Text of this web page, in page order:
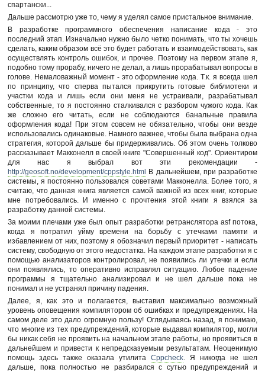
спартански...
Дальше рассмотрю уже то, чему я уделял самое пристальное внимание.
В разработке программного обеспечения написание кода - это
последний этап. Изначально нужно было четко понимать, что ты хочешь
сделать, каким образом всё это будет работать и взаимодействовать, как
осуществлять контроль ошибок, и прочее. Поэтому на первом этапе я,
подобно тому прорабу, ничего не делал, а лишь прорабатывал вопросы в
голове. Немаловажный момент - это оформление кода. Т.к. я всегда шел
по принципу, что сперва пытался прикрутить готовые библиотеки и
участки кода и лишь если они меня не устраивали, разрабатывал
собственные, то я постоянно сталкивался с разбором чужого кода. Как
же сложно его читать, если не соблюдаются банальные правила
оформления кода! При этом совсем не обязательно, чтобы они везде
использовались одинаковые. Намного важнее, чтобы была выбрана одна
стратегия, которой дальше бы придерживались. Об этом очень толково
рассказывает Макконелл в своей книге "Совершенный код". Ориентиром
для нас я выбрал вот эти рекомендации -
http://geosoft.no/development/cppstyle.html
В дальнейшем, при разработке
системы, я постоянно пользовался советами Макконелла. Более того, я
считаю, что данная книга является самой важной из всех книг, которые
мне потребовались. И именно с прочтения этой книги я взялся за
разработку данной системы.
За моими плечами уже был опыт разработки ретранслятора asf потока,
когда я потратил уйму времени на борьбу с утечками памяти и
избавлением от них, поэтому я обозначил первый приоритет - написать
систему, свободную от этого недостатка. На каждом этапе разработки я с
помощью анализаторов контролировал, не появились ли утечки и если
они появлялись, то оперативно исправлял ситуацию. Любое падение
программы я тщательно анализировал и не шел дальше пока не
понимал и не устранял причину падения.
Далее, я, как это и полагается, выставил максимально возможный
уровень оповещения компилятором об ошибках и предупреждениях. На
самом деле это дало огромную пользу! Оглядываясь назад, я понимаю,
что многие из тех предупреждений, которые выдавал компилятор, могли
бы никак себя не проявить на начальном этапе работы, но проявиться в
дальнейшем и привести к непредсказуемым результатам. Неоценимую
помощь здесь также оказала утилита Cppcheck. Я никогда не шел
дальше, пока полностью не разбирался с сутью предупреждений и